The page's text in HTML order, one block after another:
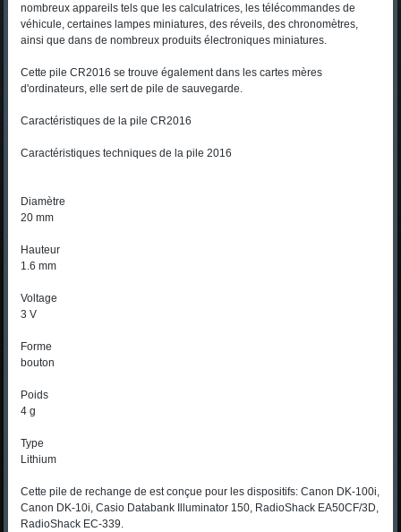
nombreux appareils tels que les calculatrices, les télécommandes de
véhicule, certaines lampes miniatures, des réveils, des chronomètres,
ainsi que dans de nombreux produits électroniques miniatures.
Cette pile CR2016 se trouve également dans les cartes mères
d'ordinateurs, elle sert de pile de sauvegarde.
Caractéristiques de la pile CR2016
Caractéristiques techniques de la pile 2016
Diamètre
20 mm
Hauteur
1.6 mm
Voltage
3 V
Forme
bouton
Poids
4 g
Type
Lithium
Cette pile de rechange de est conçue pour les dispositifs: Canon DK-100i,
Canon DK-10i, Casio Databank Illuminator 150, RadioShack EA50CF/3D,
RadioShack EC-339.